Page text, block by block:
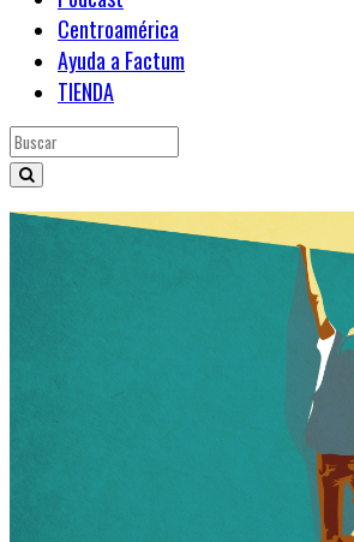
Centroamérica
Ayuda a Factum
TIENDA